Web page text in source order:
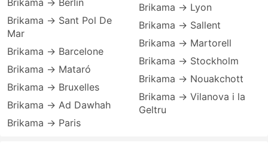
Brikama → Berlin
Brikama → Sant Pol De
Mar
Brikama → Barcelone
Brikama → Mataró
Brikama → Bruxelles
Brikama → Ad Dawhah
Brikama → Paris
Brikama → Lyon
Brikama → Sallent
Brikama → Martorell
Brikama → Stockholm
Brikama → Nouakchott
Brikama → Vilanova i la
Geltru